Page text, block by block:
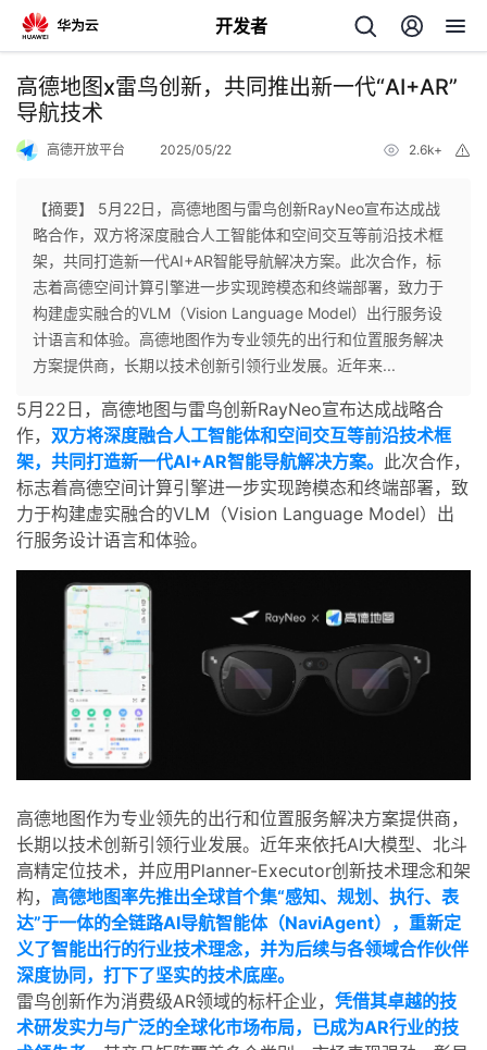
开发者
返
回
个
人
主
页
我
的
开
发
者
子
直
播
的
活
动
我
的
关
注
我
的
开
我
的
我
高德地图x雷鸟创新，共同推出新一代“AI+AR”
导航技术
高德开放平台 2025/05/22 2.6k+
【摘要】 5月22日，高德地图与雷鸟创新RayNeo宣布达成战
略合作，双方将深度融合人工智能体和空间交互等前沿技术框
架，共同打造新一代AI+AR智能导航解决方案。此次合作，标
志着高德空间计算引擎进一步实现跨模态和终端部署，致力于
构建虚实融合的VLM（Vision Language Model）出行服务设
计语言和体验。高德地图作为专业领先的出行和位置服务解决
方案提供商，长期以技术创新引领行业发展。近年来...
5月22日，高德地图与雷鸟创新RayNeo宣布达成战略合
作， 双方将深度融合人工智能体和空间交互等前沿技术框
架，共同打造新一代AI+AR智能导航解决方案。 此次合作，
标志着高德空间计算引擎进一步实现跨模态和终端部署，致
力于构建虚实融合的VLM（Vision Language Model）出
行服务设计语言和体验。
高德地图作为专业领先的出行和位置服务解决方案提供商，
长期以技术创新引领行业发展。近年来依托AI大模型、北斗
高精定位技术，并应用Planner-Executor创新技术理念和架
构， 高德地图率先推出全球首个集“感知、规划、执行、表
达”于一体的全链路AI导航智能体（NaviAgent），重新定
义了智能出行的行业技术理念，并为后续与各领域合作伙伴
深度协同，打下了坚实的技术底座。
雷鸟创新作为消费级AR领域的标杆企业， 凭借其卓越的技
术研发实力与广泛的全球化市场布局，已成为AR行业的技